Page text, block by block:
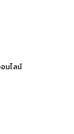
นไลน์